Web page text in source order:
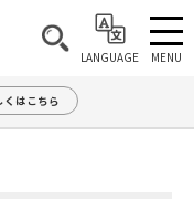
LANGUAGE MENU
くはこちら